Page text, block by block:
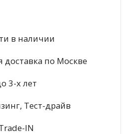
в наличии
доставка по Москве
3-х лет
Тест-драйв
IN